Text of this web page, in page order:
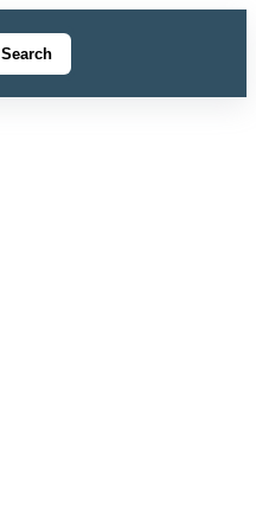
Search